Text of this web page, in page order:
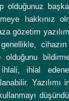
olduğunuz
hakkınız
gözetim
cihazın
olduğunu
ihlali, ihlal